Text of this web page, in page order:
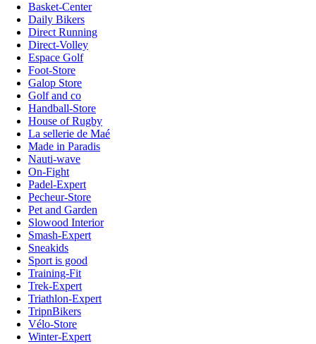
Basket-Center
Daily Bikers
Direct Running
Direct-Volley
Espace Golf
Foot-Store
Galop Store
Golf and co
Handball-Store
House of Rugby
La sellerie de Maé
Made in Paradis
Nauti-wave
On-Fight
Padel-Expert
Pecheur-Store
Pet and Garden
Slowood Interior
Smash-Expert
Sneakids
Sport is good
Training-Fit
Trek-Expert
Triathlon-Expert
TripnBikers
Vélo-Store
Winter-Expert